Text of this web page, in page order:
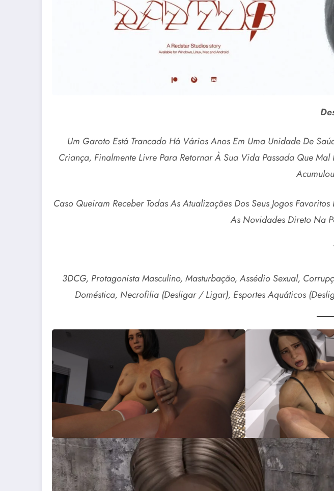
Um Garoto Está Trancado Há Vários Anos Em Uma Unidade De
Criança, Finalmente Livre Para Retornar À Sua Vida Passada Que
Caso Queiram Receber Todas As Atualizações Dos Seus Jogos
As Novidades Direto Na
3DCG, Protagonista Masculino, Masturbação, Assédio Sexual,
Doméstica, Necrofilia (Desligar / Ligar), Esportes Aquáticos